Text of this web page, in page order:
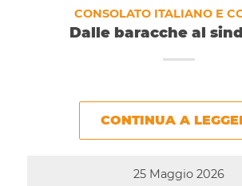
CONSOLATO ITALIANO E
Dalle baracche al
CONTINUA A
25 Maggio 2026